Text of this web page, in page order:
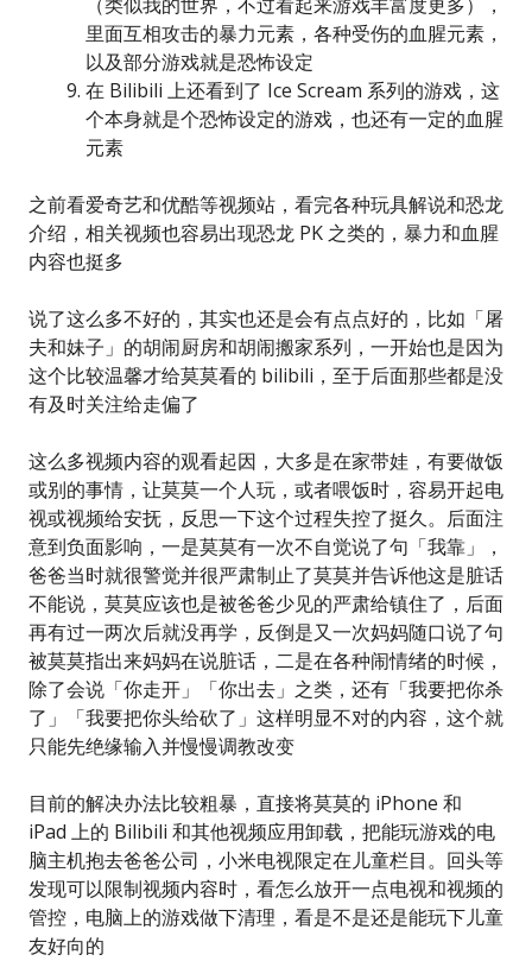
里面互相攻击的暴力元素，各种受伤的血腥元素，
以及部分游戏就是恐怖设定
在 Bilibili 上还看到了 Ice Scream 系列的游戏，这
个本身就是个恐怖设定的游戏，也还有一定的血腥
元素
之前看爱奇艺和优酷等视频站，看完各种玩具解说和恐龙
介绍，相关视频也容易出现恐龙 PK 之类的，暴力和血腥
内容也挺多
说了这么多不好的，其实也还是会有点点好的，比如「屠
夫和妹子」的胡闹厨房和胡闹搬家系列，一开始也是因为
这个比较温馨才给莫莫看的 bilibili，至于后面那些都是没
有及时关注给走偏了
这么多视频内容的观看起因，大多是在家带娃，有要做饭
或别的事情，让莫莫一个人玩，或者喂饭时，容易开起电
视或视频给安抚，反思一下这个过程失控了挺久。后面注
意到负面影响，一是莫莫有一次不自觉说了句「我靠」，
爸爸当时就很警觉并很严肃制止了莫莫并告诉他这是脏话
不能说，莫莫应该也是被爸爸少见的严肃给镇住了，后面
再有过一两次后就没再学，反倒是又一次妈妈随口说了句
被莫莫指出来妈妈在说脏话，二是在各种闹情绪的时候，
除了会说「你走开」「你出去」之类，还有「我要把你杀
了」「我要把你头给砍了」这样明显不对的内容，这个就
只能先绝缘输入并慢慢调教改变
目前的解决办法比较粗暴，直接将莫莫的 iPhone 和
iPad 上的 Bilibili 和其他视频应用卸载，把能玩游戏的电
脑主机抱去爸爸公司，小米电视限定在儿童栏目。回头等
发现可以限制视频内容时，看怎么放开一点电视和视频的
管控，电脑上的游戏做下清理，看是不是还是能玩下儿童
友好向的